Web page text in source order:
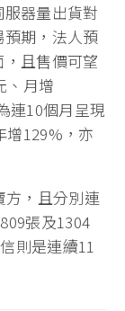
器量出貨對
期，法人預
且售價可望
、月增
連10個月呈現
增129%，亦
方，且分別連
張及1304
則是連續11